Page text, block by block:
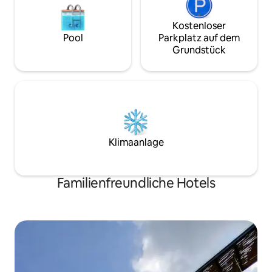
Pool
Kostenloser
Parkplatz auf dem
Grundstück
Klimaanlage
Familienfreundliche Hotels